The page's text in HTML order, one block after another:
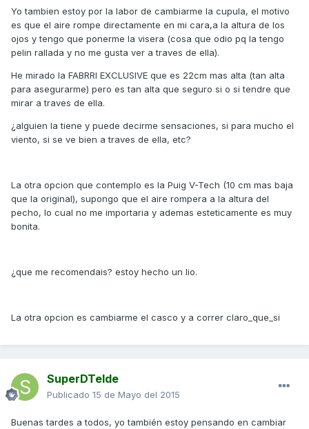
Yo tambien estoy por la labor de cambiarme la cupula, el motivo
es que el aire rompe directamente en mi cara,a la altura de los
ojos y tengo que ponerme la visera (cosa que odio pq la tengo
pelin rallada y no me gusta ver a traves de ella).
He mirado la FABRRI EXCLUSIVE que es 22cm mas alta (tan alta
para asegurarme) pero es tan alta que seguro si o si tendre que
mirar a traves de ella.
¿alguien la tiene y puede decirme sensaciones, si para mucho el
viento, si se ve bien a traves de ella, etc?
La otra opcion que contemplo es la Puig V-Tech (10 cm mas baja
que la original), supongo que el aire rompera a la altura del
pecho, lo cual no me importaria y ademas esteticamente es muy
bonita.
¿que me recomendais? estoy hecho un lio.
La otra opcion es cambiarme el casco y a correr claro_que_si
SuperDTelde
Publicado 15 de Mayo del 2015
Buenas tardes a todos, yo también estoy pensando en cambiar